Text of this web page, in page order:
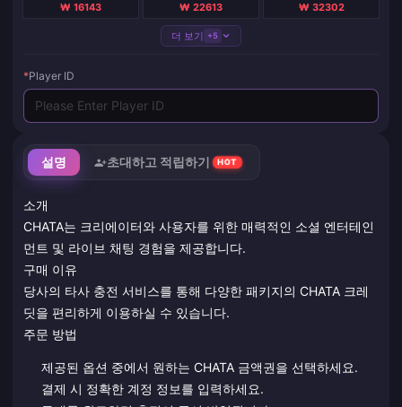
설명 초대하고 적립하기 HOT
소개
CHATA는 크리에이터와 사용자를 위한 매력적인 소셜 엔터테인
먼트 및 라이브 채팅 경험을 제공합니다.
구매 이유
당사의 타사 충전 서비스를 통해 다양한 패키지의 CHATA 크레
딧을 편리하게 이용하실 수 있습니다.
주문 방법
제공된 옵션 중에서 원하는 CHATA 금액권을 선택하세요.
결제 시 정확한 계정 정보를 입력하세요.
₩ 16143 ₩ 22613 ₩ 32302
더 보기 +5
*Player ID